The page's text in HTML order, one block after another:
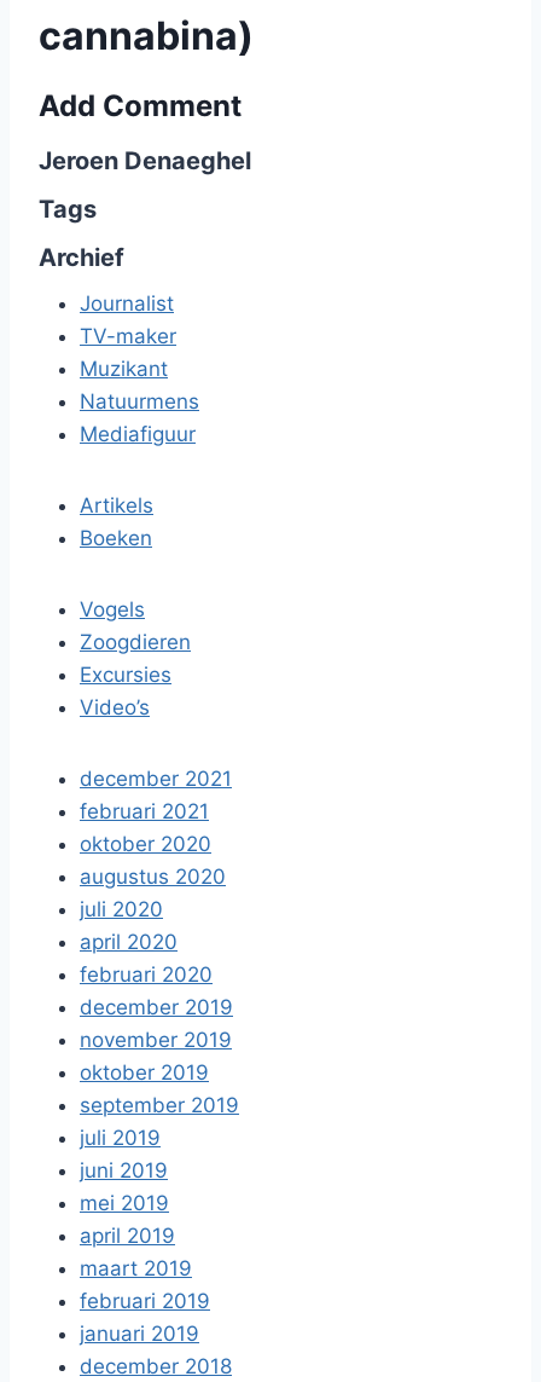
cannabina)
Add Comment
Jeroen Denaeghel
Tags
Archief
Journalist
TV-maker
Muzikant
Natuurmens
Mediafiguur
Artikels
Boeken
Vogels
Zoogdieren
Excursies
Video’s
december 2021
februari 2021
oktober 2020
augustus 2020
juli 2020
april 2020
februari 2020
december 2019
november 2019
oktober 2019
september 2019
juli 2019
juni 2019
mei 2019
april 2019
maart 2019
februari 2019
januari 2019
december 2018